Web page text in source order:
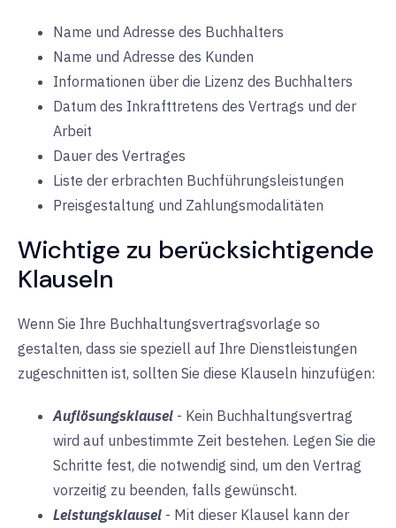
Name und Adresse des Buchhalters
Name und Adresse des Kunden
Informationen über die Lizenz des Buchhalters
Datum des Inkrafttretens des Vertrags und der
Arbeit
Dauer des Vertrages
Liste der erbrachten Buchführungsleistungen
Preisgestaltung und Zahlungsmodalitäten
Wichtige zu berücksichtigende
Klauseln
Wenn Sie Ihre Buchhaltungsvertragsvorlage so
gestalten, dass sie speziell auf Ihre Dienstleistungen
zugeschnitten ist, sollten Sie diese Klauseln hinzufügen:
Auflösungsklausel - Kein Buchhaltungsvertrag
wird auf unbestimmte Zeit bestehen. Legen Sie die
Schritte fest, die notwendig sind, um den Vertrag
vorzeitig zu beenden, falls gewünscht.
Leistungsklausel - Mit dieser Klausel kann der